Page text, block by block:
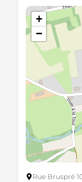
+
−
Rue Bruspré